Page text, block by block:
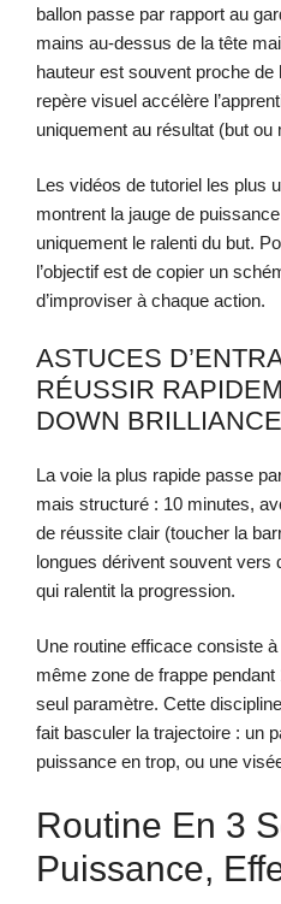
ballon passe par rapport au
mains au-dessus de la tête
hauteur est souvent proche
repère visuel accélère
uniquement au résultat (but ou
Les vidéos de tutoriel les plus
montrent la jauge de puissance
uniquement le ralenti du but.
l’objectif est de copier un
d’improviser à chaque action.
ASTUCES
RÉUSSIR
DOWN
La voie la plus rapide passe
mais structuré : 10 minutes,
de réussite clair (toucher la
longues dérivent souvent vers
qui ralentit la progression.
Une routine efficace consiste
même zone de frappe
seul paramètre. Cette
fait basculer la trajectoire : un
puissance en trop, ou une
Routine En 3
Puissance,